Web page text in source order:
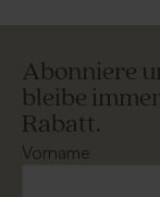
Abonniere
bleibe
Rabatt.
Vorname